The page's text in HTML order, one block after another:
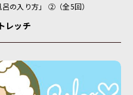
の入り方」 ②（全5回）
レッチ